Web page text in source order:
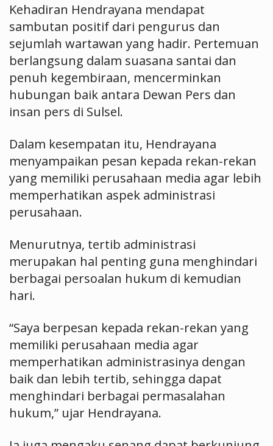
Kehadiran Hendrayana mendapat
sambutan positif dari pengurus dan
sejumlah wartawan yang hadir. Pertemuan
berlangsung dalam suasana santai dan
penuh kegembiraan, mencerminkan
hubungan baik antara Dewan Pers dan
insan pers di Sulsel.
Dalam kesempatan itu, Hendrayana
menyampaikan pesan kepada rekan-rekan
yang memiliki perusahaan media agar lebih
memperhatikan aspek administrasi
perusahaan.
Menurutnya, tertib administrasi
merupakan hal penting guna menghindari
berbagai persoalan hukum di kemudian
hari.
“Saya berpesan kepada rekan-rekan yang
memiliki perusahaan media agar
memperhatikan administrasinya dengan
baik dan lebih tertib, sehingga dapat
menghindari berbagai permasalahan
hukum,” ujar Hendrayana.